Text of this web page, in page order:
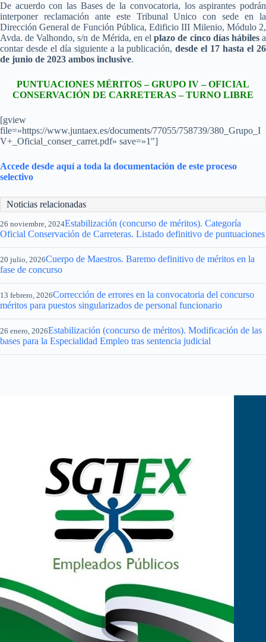
De acuerdo con las Bases de la convocatoria, los aspirantes podrán
interponer reclamación ante este Tribunal Unico con sede en la
Dirección General de Función Pública, Edificio III Milenio, Módulo 2,
Avda. de Valhondo, s/n de Mérida, en elplazo de cinco días hábilesa
contar desde el día siguiente a la publicación,desde el 17 hasta el 26
de junio de 2023 ambos inclusive.
PUNTUACIONES MÉRITOS – GRUPO IV – OFICIAL
CONSERVACIÓN DE CARRETERAS – TURNO LIBRE
[gview
file=»https://www.juntaex.es/documents/77055/758739/380_Grupo_I
V+_Oficial_conser_carret.pdf» save=»1″]
Accede desde aquí a toda la documentación de este proceso
selectivo
Noticias relacionadas
26 noviembre, 2024Estabilización (concurso de méritos). Categoría
Oficial Conservación de Carreteras. Listado definitivo de puntuaciones
20 julio, 2026Cuerpo de Maestros. Baremo definitivo de méritos en la
fase de concurso
13 febrero, 2026Corrección de errores en la convocatoria del concurso
méritos para puestos singularizados de personal funcionario
26 enero, 2026Estabilización (concurso de méritos). Modificación de las
bases para la Especialidad Empleo tras sentencia judicial